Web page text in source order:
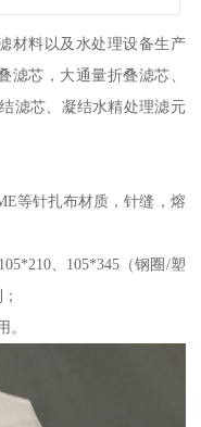
材料以及水处理设备生产
滤芯，大通量折叠滤芯、
滤芯、凝结水精处理滤元
等针扎布材质，针缝，熔
、105*345（钢圈/塑
。